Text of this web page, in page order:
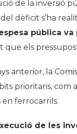
de la inversió
dèficit s’ha
pública va
que els
anterior, la
prioritaris, com
ferrocarrils.
de les